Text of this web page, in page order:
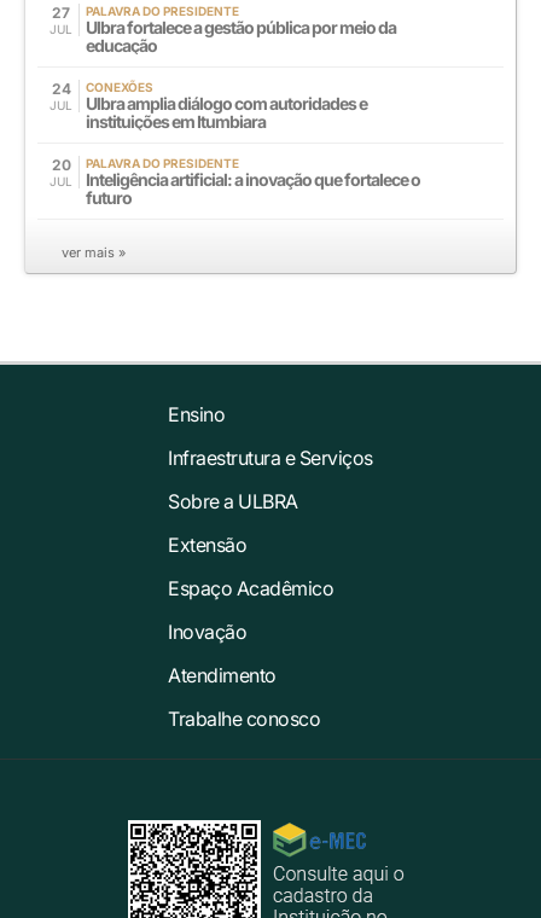
27
JUL
PALAVRA DO PRESIDENTE
Ulbra fortalece a gestão pública por meio da
educação
24
JUL
CONEXÕES
Ulbra amplia diálogo com autoridades e
instituições em Itumbiara
20
JUL
PALAVRA DO PRESIDENTE
Inteligência artificial: a inovação que fortalece o
futuro
ver mais »
Ensino
Infraestrutura e Serviços
Sobre a ULBRA
Extensão
Espaço Acadêmico
Inovação
Atendimento
Trabalhe conosco